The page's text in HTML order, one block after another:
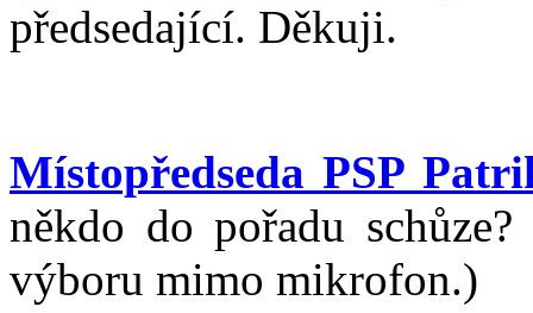
předsedající. Děkuji.
Místopředseda PSP
někdo do pořadu
výboru mimo mikrofon.)